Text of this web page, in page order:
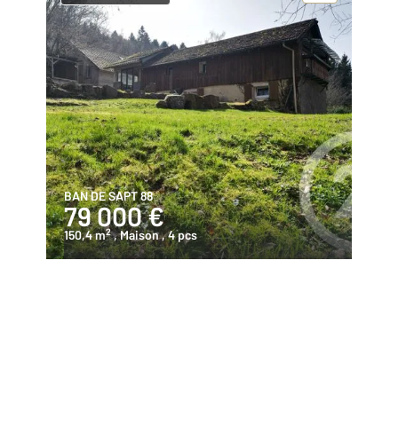
BAN DE SAPT 88
79 000 €
150,4 m2 , Maison, 4 pcs